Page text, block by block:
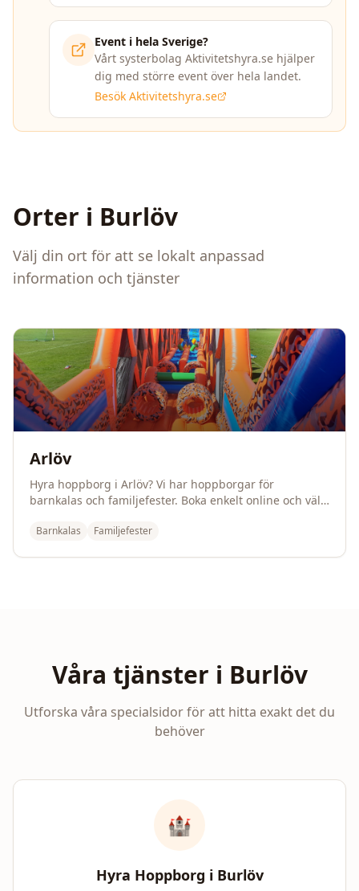
Event i hela Sverige?
Vårt systerbolag Aktivitetshyra.se hjälper
dig med större event över hela landet.
Besök Aktivitetshyra.se
Orter i Burlöv
Välj din ort för att se lokalt anpassad
information och tjänster
Arlöv
Hyra hoppborg i Arlöv? Vi har hoppborgar för
barnkalas och familjefester. Boka enkelt online och välj
Barnkalas Familjefester
Våra tjänster i Burlöv
Utforska våra specialsidor för att hitta exakt det du
behöver
🏰
Hyra Hoppborg i Burlöv